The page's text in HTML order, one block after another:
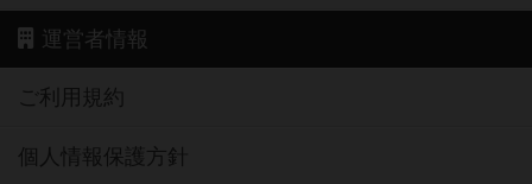
運営者情報
ご利用規約
個人情報保護方針